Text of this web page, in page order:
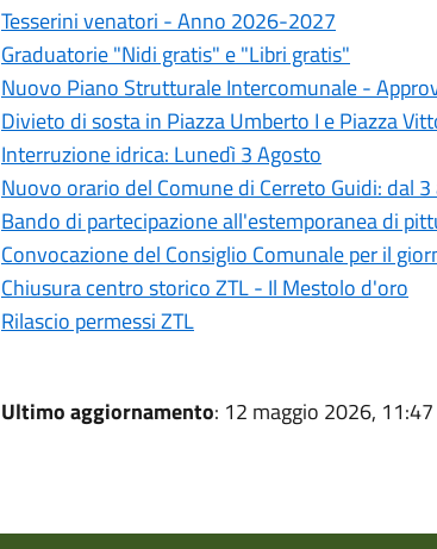
Tesserini venatori - Anno 2026-2027
Graduatorie "Nidi gratis" e "Libri gratis"
Nuovo Piano Strutturale Intercomunale -
Divieto di sosta in Piazza Umberto I e Piazza
Interruzione idrica: Lunedì 3 Agosto
Nuovo orario del Comune di Cerreto Guidi: dal
Bando di partecipazione all'estemporanea di
Convocazione del Consiglio Comunale per il
Chiusura centro storico ZTL - Il Mestolo d'oro
Rilascio permessi ZTL
Ultimo aggiornamento: 12 maggio 2026, 11:47